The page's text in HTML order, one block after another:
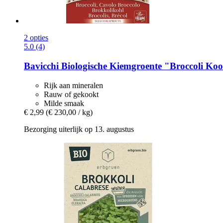
2 opties
5.0 (4)
Bavicchi Biologische Kiemgroente "Broccoli
Rijk aan mineralen
Rauw of gekookt
Milde smaak
€ 2,99 (€ 230,00 / kg)
Bezorging uiterlijk op 13. augustus